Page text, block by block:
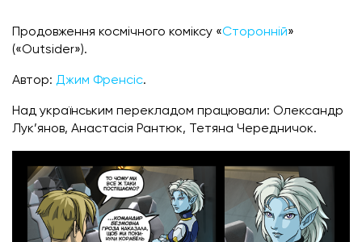
Продовження космічного коміксу «Сторонній»
(«Outsider»).
Автор: Джим Френсіс.
Над українським перекладом працювали: Олександр
Лук’янов, Анастасія Рантюк, Тетяна Чередничок.